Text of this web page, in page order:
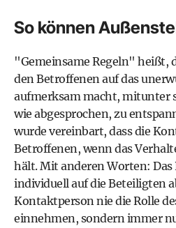
So können
"Gemeinsame Regeln" heißt,
den Betroffenen auf das
aufmerksam macht, mitunter
wie abgesprochen, zu
wurde vereinbart, dass die
Betroffenen, wenn das
hält. Mit anderen Worten: Das
individuell auf die Beteiligten
Kontaktperson nie die Rolle
einnehmen, sondern immer